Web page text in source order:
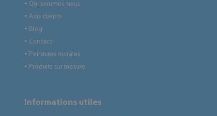
● Qui sommes-nous
● Avis clients
● Blog
● Contact
● Peintures murales
● Produits sur mesure
Informations utiles